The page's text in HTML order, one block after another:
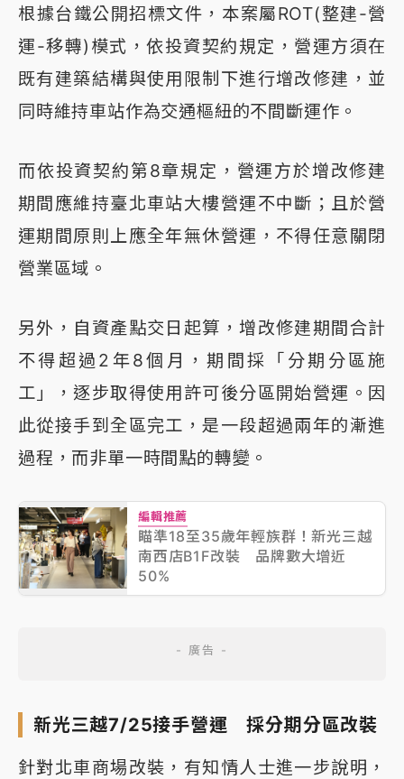
根據台鐵公開招標文件，本案屬ROT(整建-營
運-移轉)模式，依投資契約規定，營運方須在
既有建築結構與使用限制下進行增改修建，並
同時維持車站作為交通樞紐的不間斷運作。
而依投資契約第8章規定，營運方於增改修建
期間應維持臺北車站大樓營運不中斷；且於營
運期間原則上應全年無休營運，不得任意關閉
營業區域。
另外，自資產點交日起算，增改修建期間合計
不得超過2年8個月，期間採「分期分區施
工」，逐步取得使用許可後分區開始營運。因
此從接手到全區完工，是一段超過兩年的漸進
過程，而非單一時間點的轉變。
編輯推薦
瞄準18至35歲年輕族群！新光三越
南西店B1F改裝 品牌數大增近
50%
新光三越7/25接手營運 採分期分區改裝
針對北車商場改裝，有知情人士進一步說明，